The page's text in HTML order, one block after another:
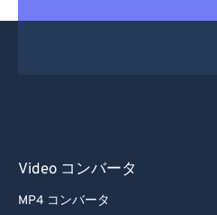
Video コンバータ
MP4 コンバータ